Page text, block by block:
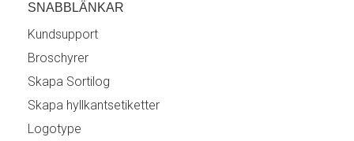
SNABBLÄNKAR
Kundsupport
Broschyrer
Skapa Sortilog
Skapa hyllkantsetiketter
Logotype